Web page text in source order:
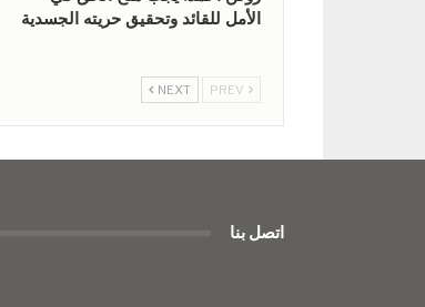
الأمل للقائد وتحقيق حريته الجسدية
NEXT
اتصل بنا